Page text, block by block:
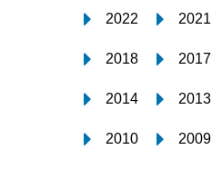
2022 2021
2018 2017
2014 2013
2010 2009